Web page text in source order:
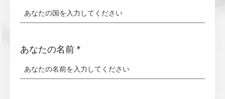
あなたの名前 *